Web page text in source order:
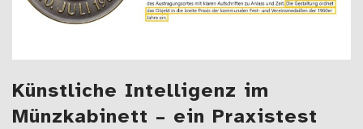
Künstliche Intelligenz im
Münzkabinett – ein Praxistest